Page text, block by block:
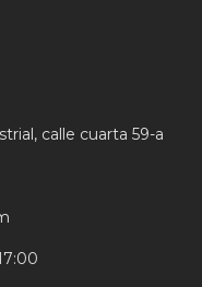
calle cuarta 59-a